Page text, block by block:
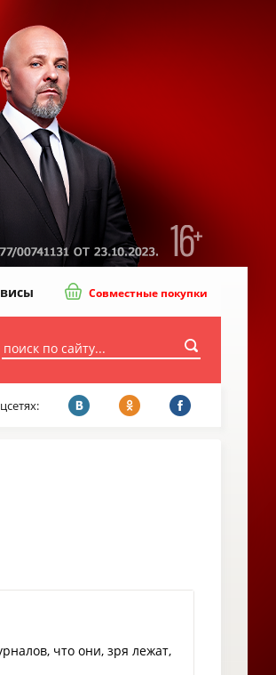
Совместные покупки
что они, зря лежат,